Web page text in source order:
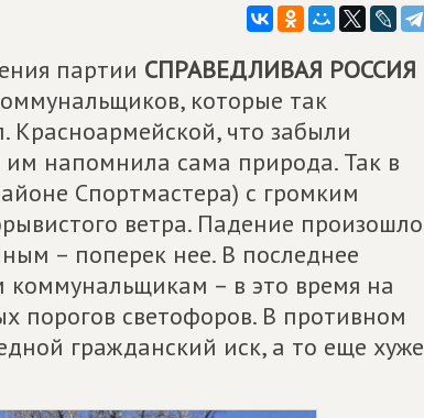
партии СПРАВЕДЛИВАЯ РОССИЯ
которые так
Красноармейской, что забыли
им напомнила сама природа. Так в
Спортмастера) с громким
ветра. Падение произошло
– поперек нее. В последнее
коммунальщикам – в это время на
порогов светофоров. В противном
гражданский иск, а то еще хуже